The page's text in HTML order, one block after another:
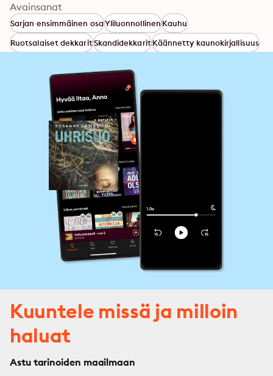
Avainsanat
Sarjan ensimmäinen osaYliluonnollinenKauhu
Ruotsalaiset dekkaritSkandidekkaritKäännetty kaunokirjallisuus
Kuuntele missä ja milloin
haluat
Astu tarinoiden maailmaan